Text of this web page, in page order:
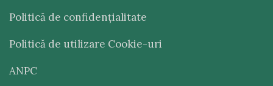
Politică de confidenţialitate
Politică de utilizare Cookie-uri
ANPC